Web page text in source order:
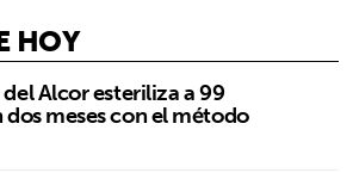
HOY
Alcor esteriliza a 99
meses con el método